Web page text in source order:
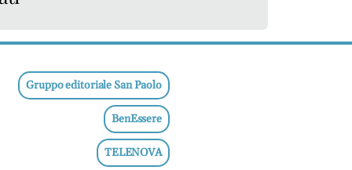
Gruppo editoriale San Paolo
BenEssere
TELENOVA